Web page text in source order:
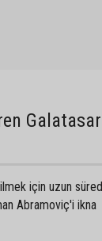
için uzun
Abramoviç'i ikna